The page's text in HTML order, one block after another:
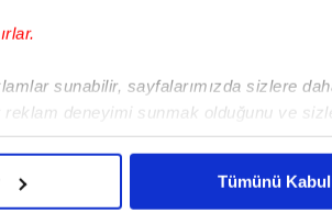
sunabilir, sayfalarımızda sizlere
deneyimi sunmak olduğunu ve
bu noktada, reklamların maliyetlerimizi
Tümünü